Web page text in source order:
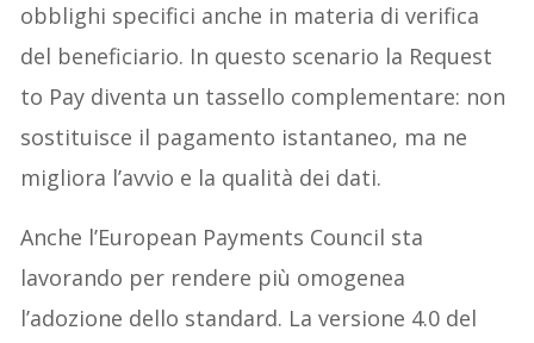
obblighi specifici anche in materia di verifica
del beneficiario. In questo scenario la Request
to Pay diventa un tassello complementare: non
sostituisce il pagamento istantaneo, ma ne
migliora l’avvio e la qualità dei dati.
Anche l’European Payments Council sta
lavorando per rendere più omogenea
l’adozione dello standard. La versione 4.0 del